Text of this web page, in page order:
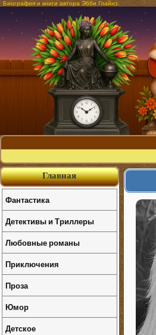
Биография и книги автора Эбби Глайнз
Главная
Фантастика
Детективы и Триллеры
Любовные романы
Приключения
Проза
Юмор
Детское